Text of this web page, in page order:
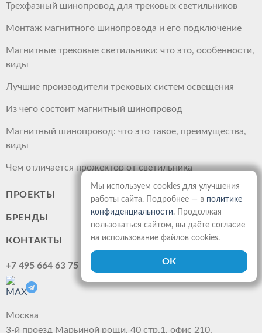
Трехфазный шинопровод для трековых светильников
Монтаж магнитного шинопровода и его подключение
Магнитные трековые светильники: что это, особенности,
виды
Лучшие производители трековых систем освещения
Из чего состоит магнитный шинопровод
Магнитный шинопровод: что это такое, преимущества,
виды
Чем отличается прожектор от светильника
ПРОЕКТЫ
БРЕНДЫ
КОНТАКТЫ
+7 495 664 63 75
Москва
3-й проезд Марьиной рощи, 40 стр.1, офис 210.
Мы используем cookies для улучшения
работы сайта. Подробнее — в политике
конфиденциальности. Продолжая
пользоваться сайтом, вы даёте согласие
на использование файлов cookies.